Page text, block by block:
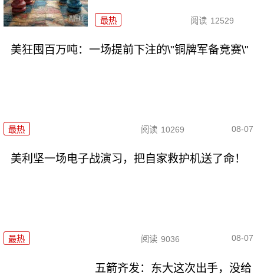
最热 阅读 12529
美狂囤百万吨：一场提前下注的\"铜牌军备竞赛\"
最热 阅读 10269 08-07
美利坚一场电子战演习，把自家救护机送了命！
最热 阅读 9036 08-07
五箭齐发：东大这次出手，没给